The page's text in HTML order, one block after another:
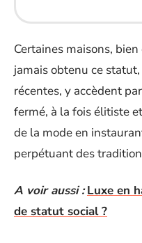
Certaines maisons,
jamais obtenu ce
récentes, y accèdent
fermé, à la fois élitiste
de la mode en
perpétuant des
A voir aussi : Luxe en
de statut social ?